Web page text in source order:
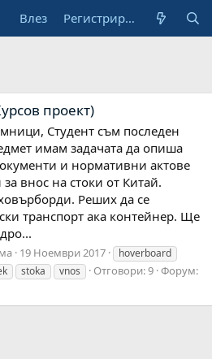
Влез Регистрирай се
проект)
Студент съм последен
имам задачата да опиша
и нормативни актове
внос на стоки от Китай.
Реших да се
транспорт ака контейнер. Ще
19 Ноември 2017
hoverboard
stoka vnos Отговори: 9 Форум: